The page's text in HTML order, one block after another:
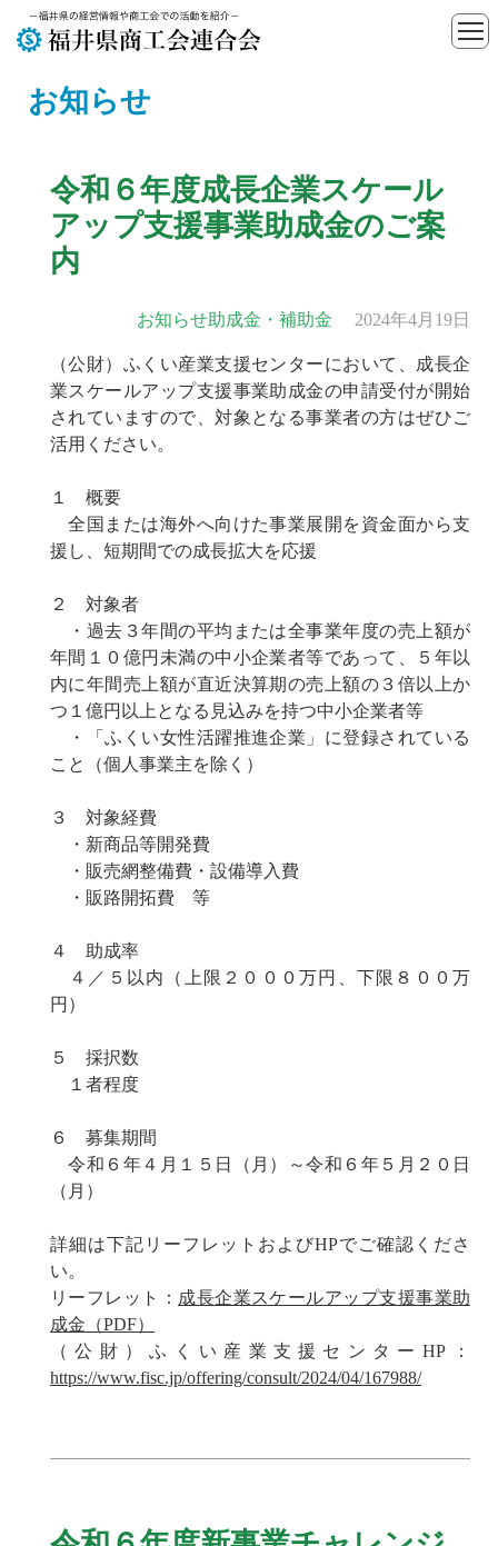
お知らせ
令和６年度成長企業スケール
アップ支援事業助成金のご案
内
お知らせ助成金・補助金 2024年4月19日
（公財）ふくい産業支援センターにおいて、成長企
業スケールアップ支援事業助成金の申請受付が開始
されていますので、対象となる事業者の方はぜひご
活用ください。
１ 概要
全国または海外へ向けた事業展開を資金面から支
援し、短期間での成長拡大を応援
２ 対象者
・過去３年間の平均または全事業年度の売上額が
年間１０億円未満の中小企業者等であって、５年以
内に年間売上額が直近決算期の売上額の３倍以上か
つ１億円以上となる見込みを持つ中小企業者等
・「ふくい女性活躍推進企業」に登録されている
こと（個人事業主を除く）
３ 対象経費
・新商品等開発費
・販売網整備費・設備導入費
・販路開拓費 等
４ 助成率
４／５以内（上限２０００万円、下限８００万
円）
５ 採択数
１者程度
６ 募集期間
令和６年４月１５日（月）～令和６年５月２０日
（月）
詳細は下記リーフレットおよびHPでご確認くださ
い。
リーフレット： 成長企業スケールアップ支援事業助
成金（PDF）
（公財）ふくい産業支援センターHP：
https://www.fisc.jp/offering/consult/2024/04/167988/